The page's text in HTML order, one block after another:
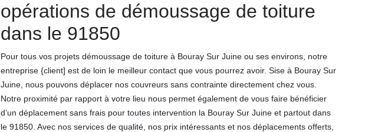
opérations de démoussage de toiture
dans le 91850
Pour tous vos projets démoussage de toiture à Bouray Sur Juine ou ses environs, notre
entreprise {client] est de loin le meilleur contact que vous pourrez avoir. Sise à Bouray Sur
Juine, nous pouvons déplacer nos couvreurs sans contrainte directement chez vous.
Notre proximité par rapport à votre lieu nous permet également de vous faire bénéficier
d’un déplacement sans frais pour toutes intervention la Bouray Sur Juine et partout dans
le 91850. Avec nos services de qualité, nos prix intéressants et nos déplacements offerts,